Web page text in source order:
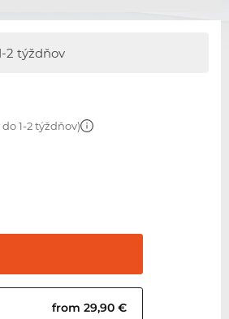
2 týždňov
1-2 týždňov)
from 29,90 €